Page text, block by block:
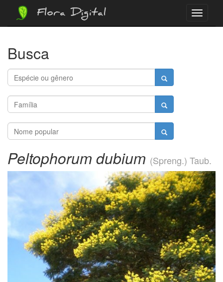
Menu
Flora Digital
Busca
Peltophorum dubium (Spreng.) Taub.